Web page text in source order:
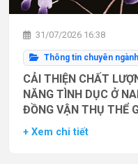
31/07/2026 16:38
Thông tin chuyên ngành
CẢI THIỆN CHẤT
NĂNG TÌNH DỤC Ở
ĐỒNG VẬN THỤ THỂ
+ Xem chi tiết